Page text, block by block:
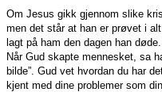
Om Jesus gikk gjennom slike
men det står at han er prøvet i
lagt på ham den dagen han
Når Gud skapte mennesket, sa
bilde”. Gud vet hvordan du har
kjent med dine problemer som